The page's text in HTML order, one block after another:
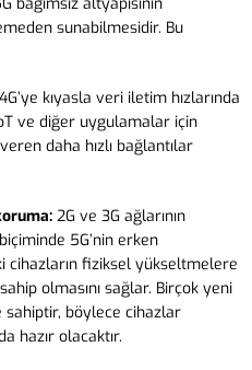
sunabilmesidir. Bu
kıyasla veri iletim hızlarında
ve diğer uygulamalar için
daha hızlı bağlantılar
2G ve 3G ağlarının
5G’nin erken
cihazların fiziksel yükseltmelere
olmasını sağlar. Birçok yeni
sahiptir, böylece cihazlar
hazır olacaktır.